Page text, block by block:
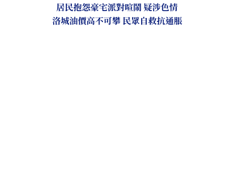
居民抱怨豪宅派對喧鬧 疑涉色情
洛城油價高不可攀 民眾自救抗通脹